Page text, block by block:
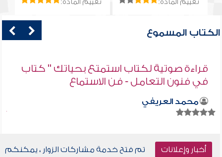
تقييم المادة: تقييم المادة:
الكتاب المسموع
قراءة صوتية لكتاب استمتع بحياتك " كتاب
في فنون التعامل - فن الاستماع
محمد العريفي
أخبار وإعلانات
تم فتح خدمة مشاركات الزوار ، يمكنكم